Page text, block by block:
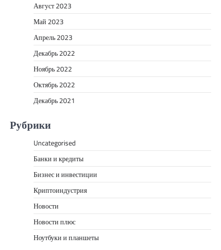
Август 2023
Май 2023
Апрель 2023
Декабрь 2022
Ноябрь 2022
Октябрь 2022
Декабрь 2021
Рубрики
Uncategorised
Банки и кредиты
Бизнес и инвестиции
Криптоиндустрия
Новости
Новости плюс
Ноутбуки и планшеты